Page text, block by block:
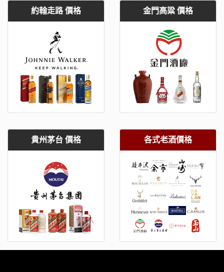
約翰走路 價格 金門高粱 價格
貴州茅台 價格 各式老酒價格